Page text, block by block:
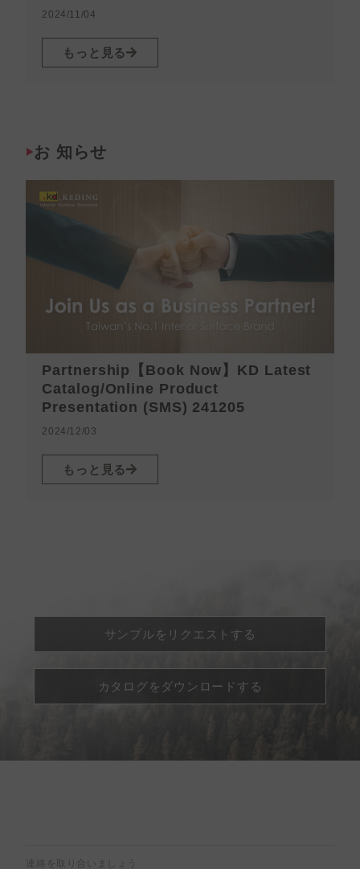
2024/11/04
もっと見る
お 知らせ
Partnership【Book Now】KD Latest
Catalog/Online Product
Presentation (SMS) 241205
2024/12/03
もっと見る
サンプルをリクエストする
カタログをダウンロードする
連絡を取り合いましょう